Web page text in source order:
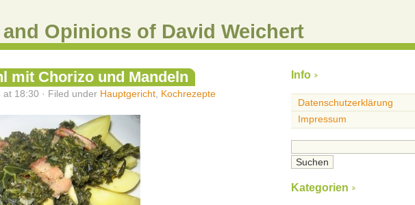
Opinions of David Weichert
mit Chorizo und Mandeln
18:30 · Filed under Hauptgericht, Kochrezepte
Info
Datenschutzerklärung
Impressum
Kategorien